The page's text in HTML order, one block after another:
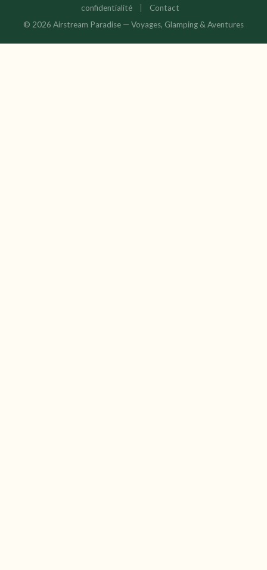
confidentialité
Contact
© 2026 Airstream Paradise — Voyages, Glamping & Aventures